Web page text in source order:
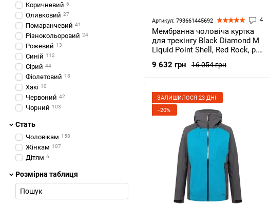
Артикул: 793661445692 4
Мембранна чоловіча куртка
для трекінгу Black Diamond M
Liquid Point Shell, Red Rock, р.
16 054 грн
9 632 грн
ЗАЛИШИЛОСЯ 23 ДНІ
−20%
Коричневий 6
Оливковий 27
Помаранчевий 41
Різнокольоровий 24
Рожевий 13
Синій 112
Сірий 44
Фіолетовий 18
Хакі 10
Червоний 42
Чорний 103
Стать
Чоловікам 158
Жінкам 107
Дітям 6
Розмірна таблиця